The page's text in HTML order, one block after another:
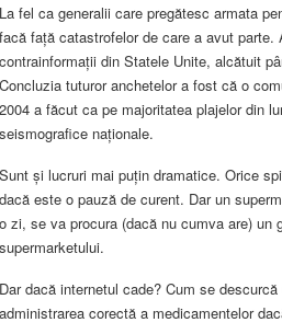
La fel ca generalii care pregătesc armata
facă față catastrofelor de care a avut
contrainformații din Statele Unite, alcătuit
Concluzia tuturor anchetelor a fost că o
2004 a făcut ca pe majoritatea plajelor din
seismografice naționale.
Sunt și lucruri mai puțin dramatice. Orice
dacă este o pauză de curent. Dar un
o zi, se va procura (dacă nu cumva are) un
supermarketului.
Dar dacă internetul cade? Cum se
administrarea corectă a medicamentelor